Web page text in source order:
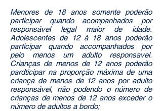
Menores de 18 anos somente poderão
participar quando acompanhados por
responsável legal maior de idade.
Adolescentes de 12 à 18 anos poderão
participar quando accompanhados por
pelo menos um adulto responsavel.
Crianças de menos de 12 anos poderão
pardticipar na proporção máxima de uma
criança de menos de 12 anos por adulto
responsável, não podendo o número de
crianças de menos de 12 anos exceder o
número de adultos a bordo;